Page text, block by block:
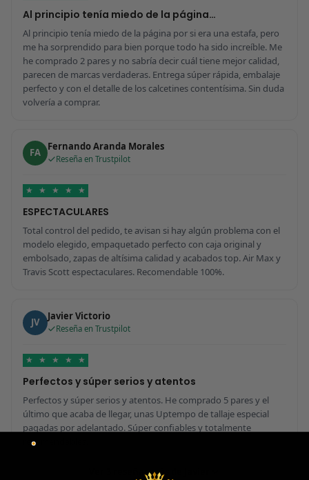
Al principio tenía miedo de la página…
Al principio tenía miedo de la página por si era una estafa, pero
me ha sorprendido para bien porque todo ha sido increíble. Me
he comprado 2 pares y no sabría decir cuál tiene mejor calidad,
parecen de marcas verdaderas. Entrega súper rápida, embalaje
perfecto y con el detalle de los calcetines contentísima. Sin duda
volvería a comprar.
FA Fernando Aranda Morales
Reseña en Trustpilot
★ ★ ★ ★ ★
ESPECTACULARES
Total control del pedido, te avisan si hay algún problema con el
modelo elegido, empaquetado perfecto con caja original y
embolsado, zapas de altísima calidad y acabados top. Air Max y
Travis Scott espectaculares. Recomendable 100%.
JV Javier Victorio
Reseña en Trustpilot
★ ★ ★ ★ ★
Perfectos y súper serios y atentos
Perfectos y súper serios y atentos. He comprado 5 pares y el
último que acaba de llegar, unas Uptempo de tallaje especial
pagadas por adelantado. Súper confiables y totalmente
recomendables.
Ver 3 reseñas más de Javier